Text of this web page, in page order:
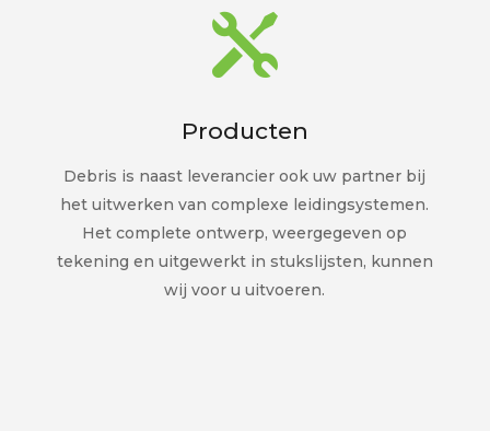

Producten
Debris is naast leverancier ook uw partner bij
het uitwerken van complexe leidingsystemen.
Het complete ontwerp, weergegeven op
tekening en uitgewerkt in stukslijsten, kunnen
wij voor u uitvoeren.